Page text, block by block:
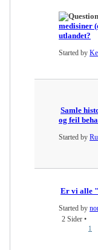
medisiner
utlandet?
Started by
Samle
og feil
Started by
Er vi alle
Started by
2 Sider •
1